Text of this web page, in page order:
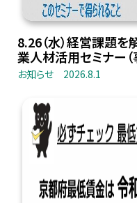
8.26（水）経営課題を
業人材活用セミナー（
お知らせ 2026.8.1